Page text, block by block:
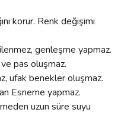
korur. Renk değişimi
genleşme yapmaz.
pas oluşmaz.
ufak benekler oluşmaz.
Esneme yapmaz.
uzun süre suyu